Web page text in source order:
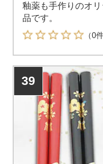
釉薬も手作りのオ
品です。
（0件
39